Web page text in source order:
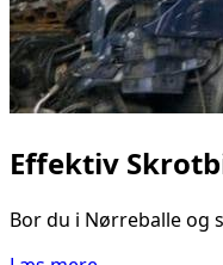
Effektiv
Bor du i Nørreballe og